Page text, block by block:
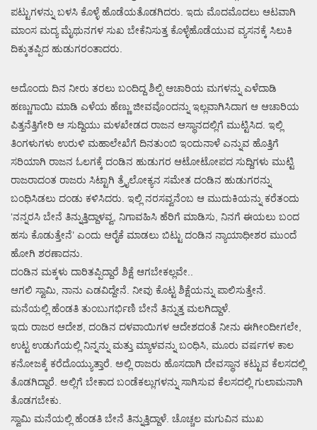
ಪಟ್ಟುಗಳನ್ನು ಬಳಸಿ ಕೊಳ್ಳೆ ಹೊಡೆಯತೊಡಗಿದರು. ಇದು ಮೊದಮೊದಲು ಆಟವಾಗಿ
ಮಾಂಸ ಮದ್ಯ ಮೈಥುನಗಳ ಸುಖ ಬೇಕೆನಿಸುತ್ತ ಕೊಳ್ಳೆಹೊಡೆಯುವ ವ್ಯಸನಕ್ಕೆ ಸಿಲುಕಿ
ದಿಕ್ಕುತಪ್ಪಿದ ಹುಡುಗರಂತಾದರು.
ಅದೊಂದು ದಿನ ನೀರು ತರಲು ಬಂದಿದ್ದ ಶಿಲ್ಪಿ ಆಚಾರಿಯ ಮಗಳನ್ನು ಎಳೆದಾಡಿ
ಹಣ್ಣುಗಾಯಿ ಮಾಡಿ ಎಳೆಯ ಹೆಣ್ಣು ಜೀವವೊಂದನ್ನು ಇಲ್ಲವಾಗಿಸಿದಾಗ ಆ ಆಚಾರಿಯ
ಪಿತ್ತನೆತ್ತಿಗೇರಿ ಆ ಸುದ್ದಿಯು ಮಳಖೇಡದ ರಾಜನ ಆಸ್ಥಾನದಲ್ಲಿಗೆ ಮುಟ್ಟಿಸಿದ. ಇಲ್ಲಿ
ತಿಂಗಳುಗಳು ಉರುಳಿ ಮಹಾಲೇಖೆಗೆ ದಿನತುಂಬಿ ಇಂದುನಾಳೆ ಎನ್ನುವ ಹೊತ್ತಿಗೆ
ಸರಿಯಾಗಿ ರಾಜನ ಓಲಗಕ್ಕೆ ದಂಡಿನ ಹುಡುಗರ ಆಟೋಟೋಪದ ಸುದ್ದಿಗಳು ಮುಟ್ಟಿ
ರಾಜರಾದಂತ ರಾಜರು ಸಿಟ್ಟಾಗಿ ತ್ರೈಲೋಕ್ಯನ ಸಮೇತ ದಂಡಿನ ಹುಡುಗರನ್ನು
ಬಂಧಿಸಿಡಲು ದಂಡು ಕಳಿಸಿದರು. ಇಲ್ಲಿ ನರಸವ್ವನೆಂಬ ಆ ಮುದುಕಿಯನ್ನು ಕರೆತಂದು
‘ನನ್ನರಸಿ ಬೇನೆ ತಿನ್ನುತ್ತಿದ್ದಾಳವ್ವ, ನಿಗಾವಹಿಸಿ ಹೆರಿಗೆ ಮಾಡಿಸು, ನಿನಗೆ ಈಯಲು ಬಂದ
ಹಸು ಕೊಡುತ್ತೇನೆ’ ಎಂದು ಆರೈಕೆ ಮಾಡಲು ಬಿಟ್ಟು ದಂಡಿನ ನ್ಯಾಯಾಧೀಶರ ಮುಂದೆ
ಹೋಗಿ ಶರಣಾದನು.
ದಂಡಿನ ಮಕ್ಕಳು ದಾರಿತಪ್ಪಿದ್ದಾರೆ ಶಿಕ್ಷೆ ಆಗಬೇಕಲ್ಲವೇ..
ಆಗಲಿ ಸ್ವಾಮಿ, ನಾನು ಎಡವಿದ್ದೇನೆ. ನೀವು ಕೊಟ್ಟ ಶಿಕ್ಷೆಯನ್ನು ಪಾಲಿಸುತ್ತೇನೆ.
ಮನೆಯಲ್ಲಿ ಹೆಂಡತಿ ತುಂಬುಗರ್ಭಿಣಿ ಬೇನೆ ತಿನ್ನುತ್ತ ಮಲಗಿದ್ದಾಳೆ.
ಇದು ರಾಜರ ಆದೇಶ, ದಂಡಿನ ದಳವಾಯಿಗಳ ಆದೇಶದಂತೆ ನೀನು ಈಗೀಂದೀಗಲೇ,
ಉಟ್ಟ ಉಡುಗೆಯಲ್ಲಿ ನಿನ್ನನ್ನು ಮತ್ತು ಮ್ಯಾಳವನ್ನು ಬಂಧಿಸಿ, ಮೂರು ವರ್ಷಗಳ ಕಾಲ
ಕನೋಜಕ್ಕೆ ಕರೆದೊಯ್ಯುತ್ತಾರೆ. ಅಲ್ಲಿ ರಾಜರು ಹೊಸದಾಗಿ ದೇವಸ್ಥಾನ ಕಟ್ಟುವ ಕೆಲಸದಲ್ಲಿ
ತೊಡಗಿದ್ದಾರೆ. ಅಲ್ಲಿಗೆ ಬೇಕಾದ ಬಂಡೆಕಲ್ಲುಗಳನ್ನು ಸಾಗಿಸುವ ಕೆಲಸದಲ್ಲಿ ಗುಲಾಮನಾಗಿ
ತೊಡಗಬೇಕು.
ಸ್ವಾಮಿ ಮನೆಯಲ್ಲಿ ಹೆಂಡತಿ ಬೇನೆ ತಿನ್ನುತ್ತಿದ್ದಾಳೆ. ಚೊಚ್ಚಲ ಮಗುವಿನ ಮುಖ